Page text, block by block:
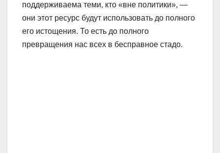
поддерживаема теми, кто «вне политики», —
они этот ресурс будут использовать до полного
его истощения. То есть до полного
превращения нас всех в бесправное стадо.